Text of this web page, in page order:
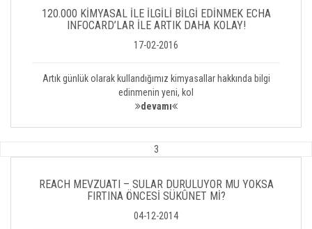
120.000 KİMYASAL İLE İLGİLİ BİLGİ EDİNMEK ECHA
INFOCARD’LAR İLE ARTIK DAHA KOLAY!
17-02-2016
Artık günlük olarak kullandığımız kimyasallar hakkında bilgi
edinmenin yeni, kol
devamı
3
REACH MEVZUATI – SULAR DURULUYOR MU YOKSA
FIRTINA ÖNCESİ SÜKÛNET Mİ?
04-12-2014